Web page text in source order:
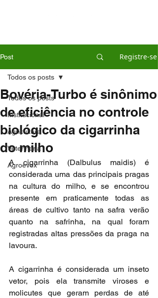
Post Registre-se
Todos os posts
Institucional
Agricultura
Veterinária
Agroevox
Todos os posts
Bovéria-Turbo é sinônimo
de eficiência no controle
biológico da cigarrinha
do milho
A cigarrinha (Dalbulus maidis) é
considerada uma das principais pragas
na cultura do milho, e se encontrou
presente em praticamente todas as
áreas de cultivo tanto na safra verão
quanto na safrinha, na qual foram
registradas altas pressões da praga na
lavoura.
A cigarrinha é considerada um inseto
vetor, pois ela transmite viroses e
molicutes que geram perdas de até